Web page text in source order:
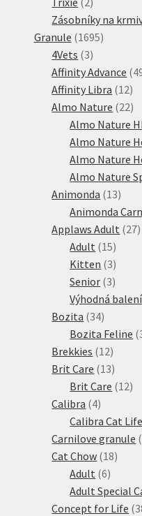
produkty
Zásobníky na
Granule 16951695
4Vets 33
produkty
Affinity Advance
Affinity Libra 1212
Almo Nature 2222
Almo Nature
Almo Nature
Almo Nature
Almo Nature
Animonda 1313
Animonda
Applaws Adult 2727
Adult 1515
Kitten 33
Senior 33
Výhodná balení
Bozita 3434
Bozita Feline
Brekkies 1212
Brit Care 1313
Brit Care 1212
Calibra 44
produkty
Calibra Cat Life
Carnilove granule
Cat Chow 1818
Adult 66
Adult Special
Concept for Life